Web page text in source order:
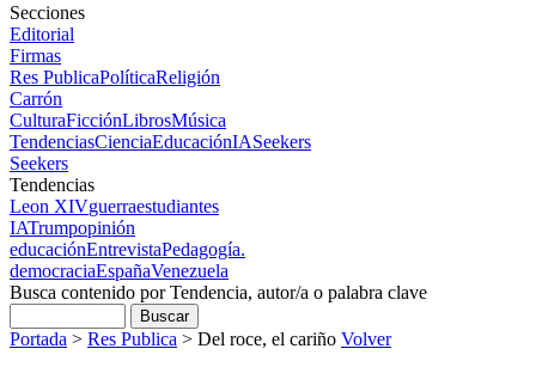
Secciones
Editorial
Firmas
Res PublicaPolíticaReligión
Carrón
CulturaFicciónLibrosMúsica
TendenciasCienciaEducaciónIASeekers
Seekers
Tendencias
Leon XIVguerraestudiantes
IATrumpopinión
educaciónEntrevistaPedagogía.
democraciaEspañaVenezuela
Busca contenido por Tendencia, autor/a o palabra clave
Portada > Res Publica > Del roce, el cariño Volver